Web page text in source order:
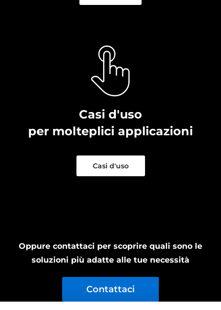
Casi d'uso
per molteplici applicazioni
Casi d'uso
Oppure contattaci per scoprire quali sono le
soluzioni più adatte alle tue necessità
Contattaci